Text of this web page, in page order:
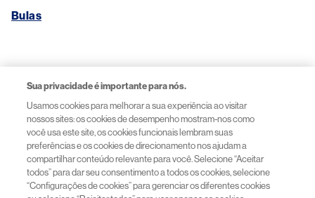
Bulas
Aviso de Privacidade
Termos de Uso
Acessibilidade
Sua privacidade é importante para nós.
Usamos cookies para melhorar a sua experiência ao visitar
nossos sites: os cookies de desempenho mostram-nos como
você usa este site, os cookies funcionais lembram suas
preferências e os cookies de direcionamento nos ajudam a
compartilhar conteúdo relevante para você. Selecione “Aceitar
todos” para dar seu consentimento a todos os cookies, selecione
“Configurações de cookies” para gerenciar os diferentes cookies